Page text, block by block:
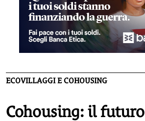
ECOVILLAGGI E COHOUSING
Cohousing: il futuro